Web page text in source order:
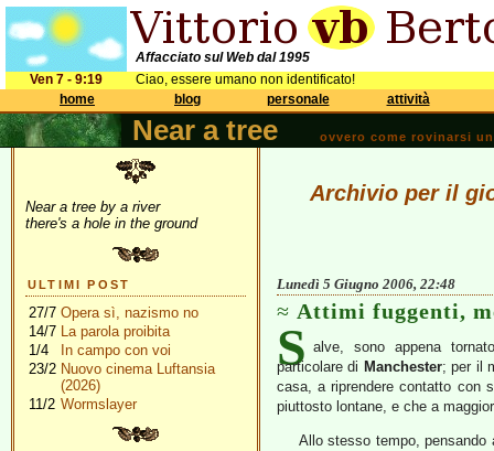
Affacciato sul Web dal 1995
Ven 7 - 9:19
Ciao, essere umano non identificato!
home
blog personale attività
Near a tree ovvero come rovinarsi
Near a tree by a river
there's a hole in the ground
ULTIMI POST
27/7 Opera sì, nazismo no
14/7 La parola proibita
1/4
In campo con voi
23/2 Nuovo cinema Luftansia
(2026)
11/2 Wormslayer
Archivio per il
Lunedì 5 Giugno 2006, 22:48
Attimi fuggenti,
S alve, sono appena
particolare di Manchester; per il
casa, a riprendere contatto con
piuttosto lontane, e che a
Allo stesso tempo,